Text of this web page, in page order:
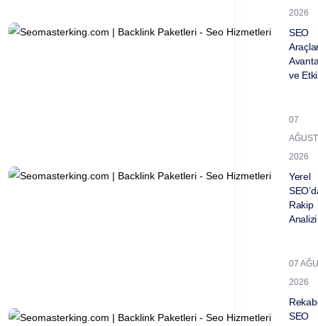
2026
SEO
ve
07
2026
Yerel
Rakip
07
2026
SEO